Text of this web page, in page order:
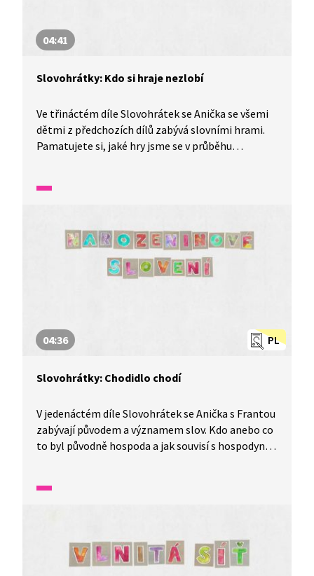
04:41
Slovohrátky: Kdo si hraje nezlobí
Ve třináctém díle Slovohrátek se Anička se všemi
dětmi z předchozích dílů zabývá slovními hrami.
Pamatujete si, jaké hry jsme se v průběhu
nezlobí.
PL
04:36
Slovohrátky: Chodidlo chodí
V jedenáctém díle Slovohrátek se Anička s Frantou
zabývají původem a významem slov. Kdo anebo co
to byl původně hospoda a jak souvisí s hospodyní?
chodí.